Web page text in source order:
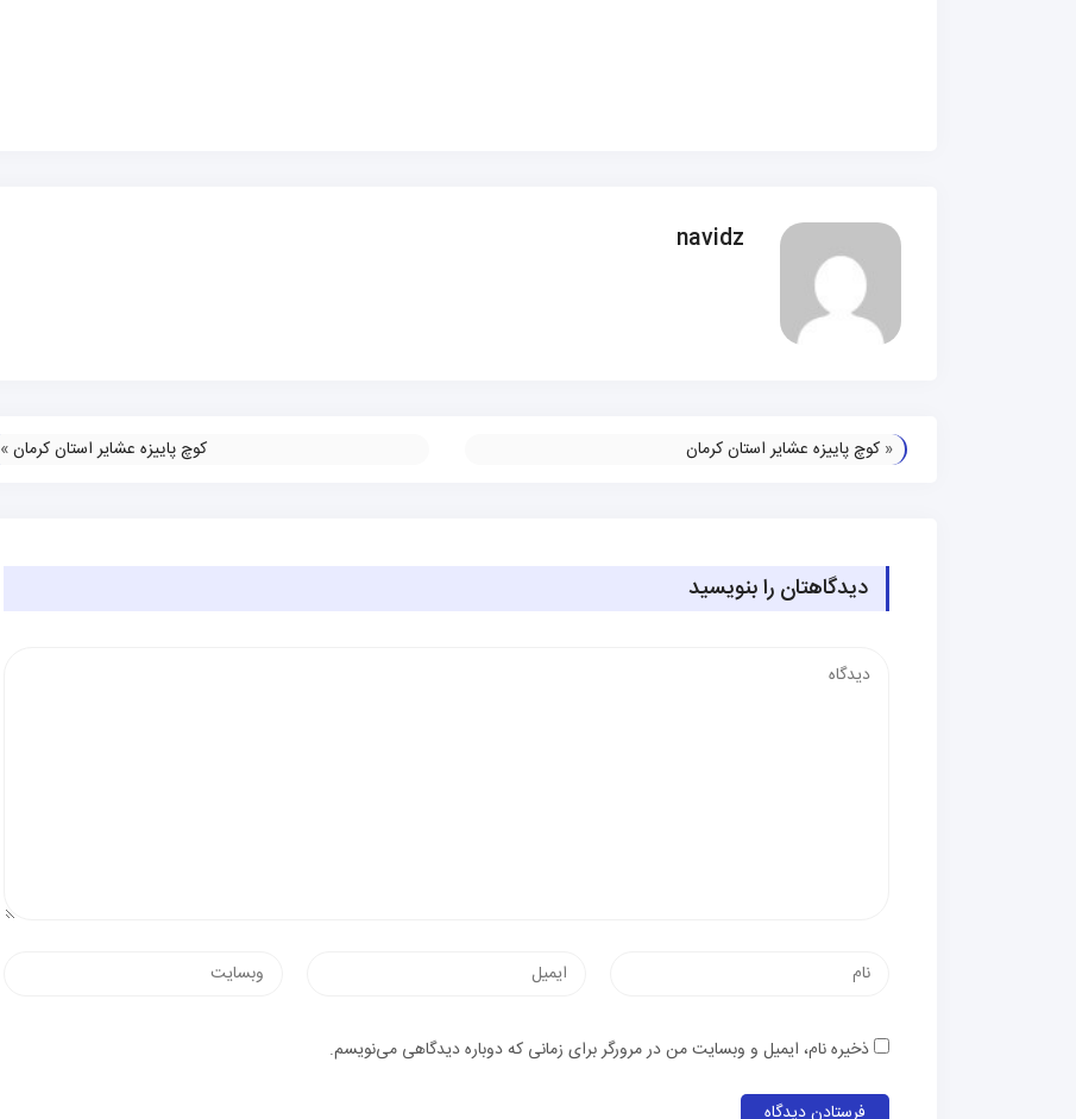
navidz
« کوچ پاییزه عشایر استان کرمان کوچ پاییزه عشایر استان کرمان»
دیدگاهتان را بنویسید
پست
وب‌سایت
ذخیره نام، ایمیل و وبسایت من در مرورگر برای زمانی که دوباره دیدگاهی می‌نویسم.